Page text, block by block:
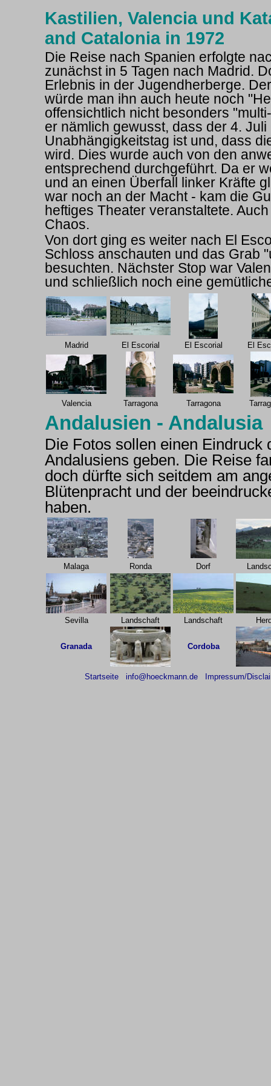
Kastilien, Valencia und
and Catalonia in 1972
Die Reise nach Spanien erfolgte
zunächst in 5 Tagen nach Madrid.
Erlebnis in der Jugendherberge.
würde man ihn auch heute noch
offensichtlich nicht besonders
er nämlich gewusst, dass der 4.
Unabhängigkeitstag ist und, dass
wird. Dies wurde auch von den
entsprechend durchgeführt. Da er
und an einen Überfall linker Kräfte
war noch an der Macht - kam die
heftiges Theater veranstaltete.
Chaos.
Von dort ging es weiter nach El
Schloss anschauten und das Grab
besuchten. Nächster Stop war
und schließlich noch eine
Madrid El Escorial El Escorial El
Valencia Tarragona Tarragona
Andalusien - Andalusia
Die Fotos sollen einen Eindruck
Andalusiens geben. Die Reise
doch dürfte sich seitdem am
Blütenpracht und der
haben.
Malaga Ronda Dorf
Sevilla Landschaft Landschaft
Granada Cordoba
Startseite info@hoeckmann.de Impressum/